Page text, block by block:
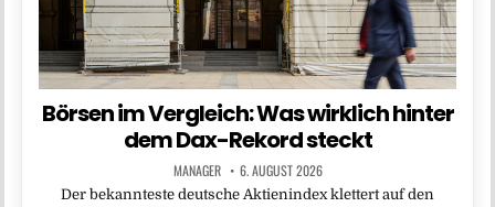
Börsen im Vergleich: Was wirklich hinter
dem Dax-Rekord steckt
MANAGER 6. AUGUST 2026
Der bekannteste deutsche Aktienindex klettert auf den